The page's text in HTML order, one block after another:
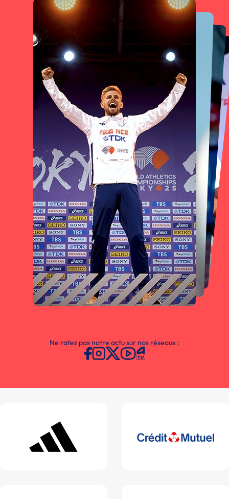
Ne ratez pas notre actu sur nos réseaux :